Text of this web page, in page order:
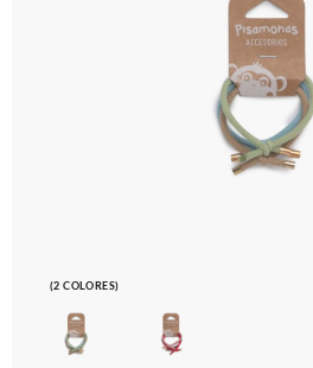
(2 COLORES)